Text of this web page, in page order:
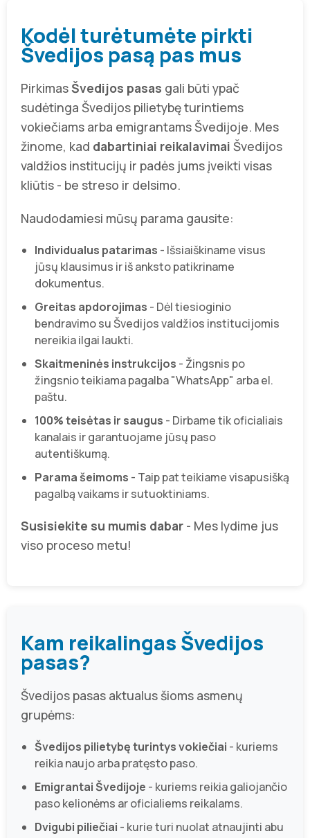
Kodėl turėtumėte pirkti
Švedijos pasą pas mus
PirkimasŠvedijos pasas gali būti ypač
sudėtinga Švedijos pilietybę turintiems
vokiečiams arba emigrantams Švedijoje. Mes
žinome, kad dabartiniai reikalavimai Švedijos
valdžios institucijų ir padės jums įveikti visas
kliūtis - be streso ir delsimo.
Naudodamiesi mūsų parama gausite:
Individualus patarimas - Išsiaiškiname visus
jūsų klausimus ir iš anksto patikriname
dokumentus.
Greitas apdorojimas - Dėl tiesioginio
bendravimo su Švedijos valdžios institucijomis
nereikia ilgai laukti.
Skaitmeninės instrukcijos - Žingsnis po
žingsnio teikiama pagalba "WhatsApp" arba el.
paštu.
100% teisėtas ir saugus - Dirbame tik oficialiais
kanalais ir garantuojame jūsų paso
autentiškumą.
Parama šeimoms - Taip pat teikiame visapusišką
pagalbą vaikams ir sutuoktiniams.
Susisiekite su mumis dabar - Mes lydime jus
viso proceso metu!
Kam reikalingas Švedijos
pasas?
Švedijos pasas aktualus šioms asmenų
grupėms:
Švedijos pilietybę turintys vokiečiai - kuriems
reikia naujo arba pratęsto paso.
Emigrantai Švedijoje - kuriems reikia galiojančio
paso kelionėms ar oficialiems reikalams.
Dvigubi piliečiai - kurie turi nuolat atnaujinti abu